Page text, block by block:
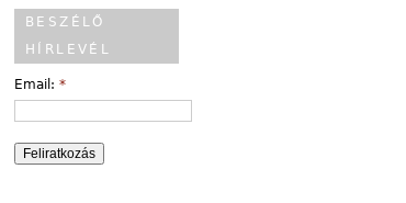
BESZÉLŐ
HÍRLEVÉL
Email: *